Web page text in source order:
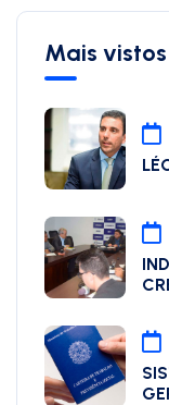
Mais vistos